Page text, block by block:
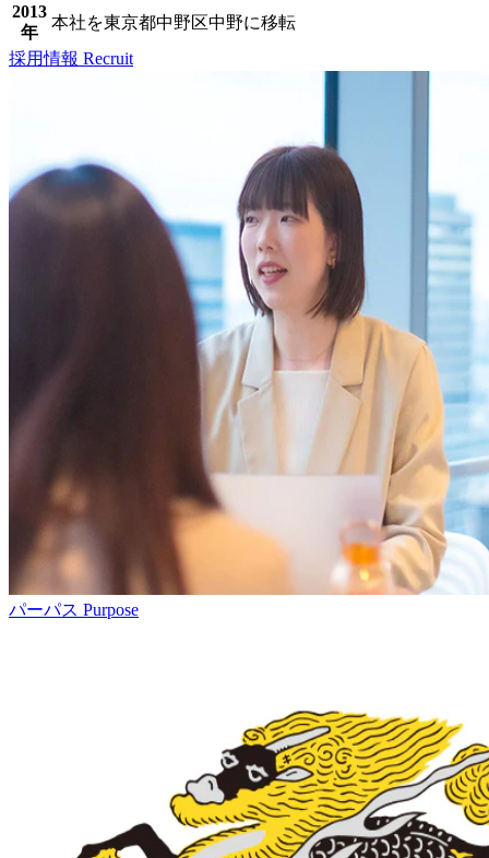
2013
年
本社を東京都中野区中野に移転
採用情報 Recruit
パーパス Purpose